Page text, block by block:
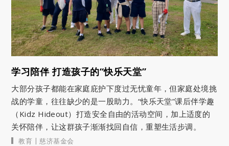
学习陪伴 打造孩子的“快乐天堂”
大部分孩子都能在家庭庇护下度过无忧童年，但家庭处境挑
战的学童，往往缺少的是一股助力。“快乐天堂”课后伴学趣
（Kidz Hideout）打造安全自由的活动空间，加上适度的
关怀陪伴，让这群孩子渐渐找回自信，重塑生活步调。
教育 | 慈济基金会